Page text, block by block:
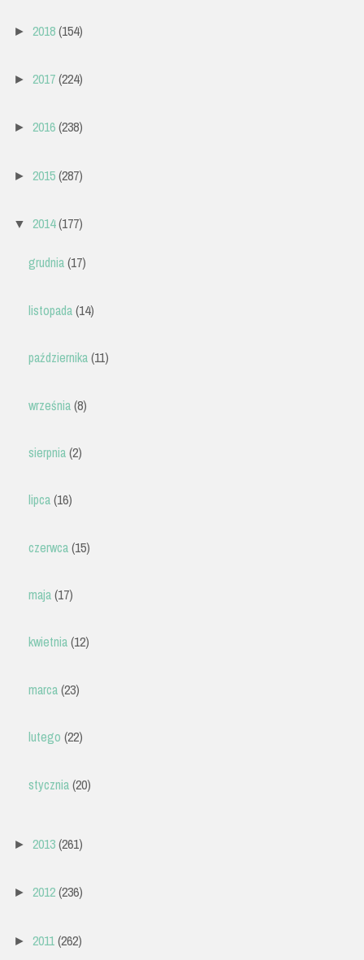
► 2018(154)
► 2017(224)
► 2016(238)
► 2015(287)
▼ 2014(177)
grudnia(17)
listopada(14)
października(11)
września(8)
sierpnia(2)
lipca(16)
czerwca(15)
maja(17)
kwietnia(12)
marca(23)
lutego (22)
stycznia(20)
► 2013(261)
► 2012(236)
► 2011(262)